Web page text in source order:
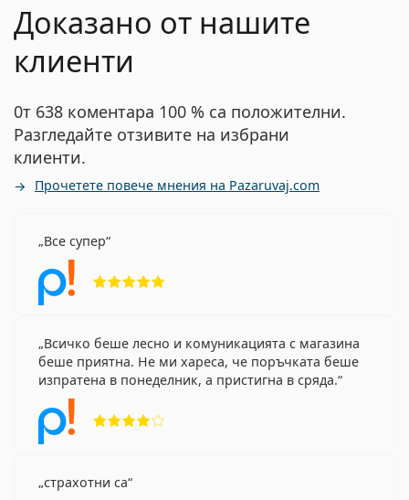
Доказано от нашите
клиенти
0т 638 коментара 100 % са положителни.
Разгледайте отзивите на избрани
клиенти.
Прочетете повече мнения на Pazaruvaj.com
Все супер
Всичко беше лесно и комуникацията с магазина
беше приятна. Не ми хареса, че поръчката беше
изпратена в понеделник, а пристигна в сряда.
страхотни са